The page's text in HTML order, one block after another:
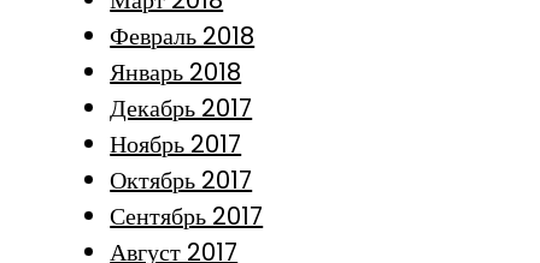
Февраль 2018
Январь 2018
Декабрь 2017
Ноябрь 2017
Октябрь 2017
Сентябрь 2017
Август 2017